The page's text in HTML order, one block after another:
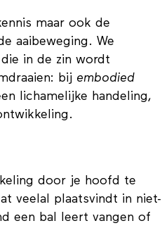
maar ook de
aaibeweging. We
in de zin wordt
bij embodied
lichamelijke handeling,
door je hoofd te
veelal plaatsvindt in niet-
een bal leert vangen of